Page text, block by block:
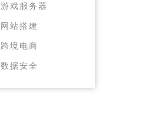
游戏服务器
网站搭建
跨境电商
数据安全